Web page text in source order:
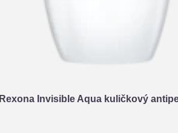
Rexona Invisible Aqua kuličkový